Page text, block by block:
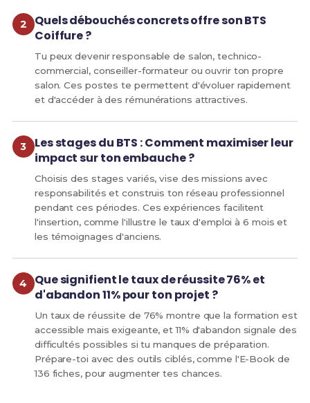
Quels débouchés concrets offre son BTS
Coiffure ?
Tu peux devenir responsable de salon, technico-
commercial, conseiller-formateur ou ouvrir ton propre
salon. Ces postes te permettent d'évoluer rapidement
et d'accéder à des rémunérations attractives.
Les stages du BTS : Comment maximiser leur
impact sur ton embauche ?
Choisis des stages variés, vise des missions avec
responsabilités et construis ton réseau professionnel
pendant ces périodes. Ces expériences facilitent
l'insertion, comme l'illustre le taux d'emploi à 6 mois et
les témoignages d'anciens.
Que signifient le taux de réussite 76% et
d'abandon 11% pour ton projet ?
Un taux de réussite de 76% montre que la formation est
accessible mais exigeante, et 11% d'abandon signale des
difficultés possibles si tu manques de préparation.
Prépare-toi avec des outils ciblés, comme l'E-Book de
136 fiches, pour augmenter tes chances.